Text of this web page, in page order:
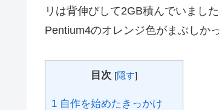
リは背伸びして2GB積んでいまし
Pentium4のオレンジ色がまぶしか
目次 [隠す]
1 自作を始めたきっかけ